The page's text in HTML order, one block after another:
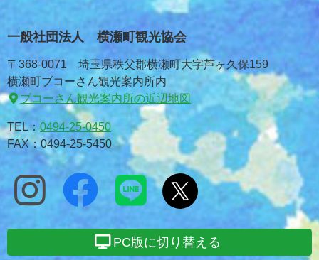
一般社団法人 横瀬町観光協会
〒368-0071 埼玉県秩父郡横瀬町大字芦ヶ久保159
横瀬町ブコーさん観光案内所内
ブコーさん観光案内所の近辺地図
TEL：0494-25-0450
FAX：0494-25-5450
PC版に切り替える